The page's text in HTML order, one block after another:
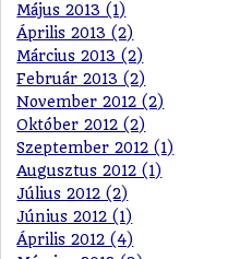
Május 2013 (1)
Április 2013 (2)
Március 2013 (2)
Február 2013 (2)
November 2012 (2)
Október 2012 (2)
Szeptember 2012 (1)
Augusztus 2012 (1)
Július 2012 (2)
Június 2012 (1)
Április 2012 (4)